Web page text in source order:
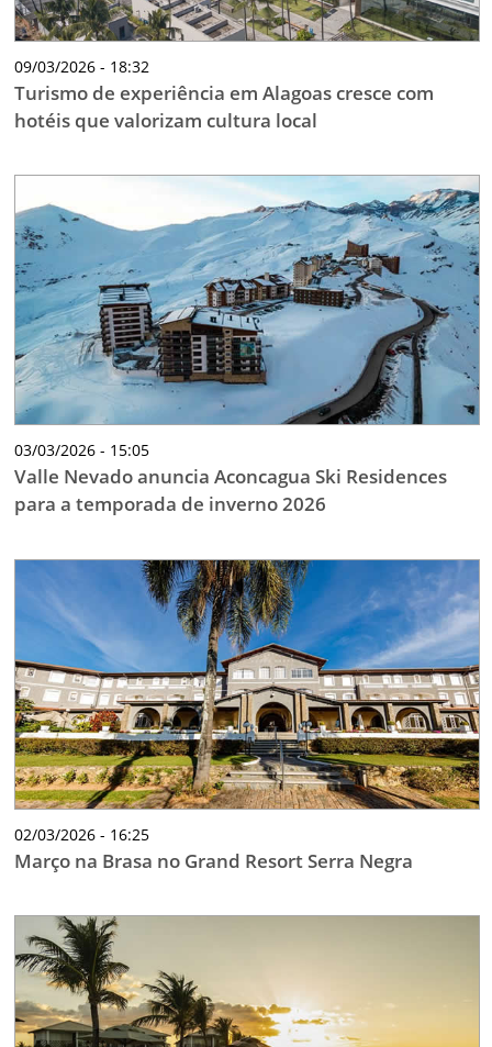
09/03/2026 - 18:32
Turismo de experiência em Alagoas cresce com
hotéis que valorizam cultura local
03/03/2026 - 15:05
Valle Nevado anuncia Aconcagua Ski Residences
para a temporada de inverno 2026
02/03/2026 - 16:25
Março na Brasa no Grand Resort Serra Negra